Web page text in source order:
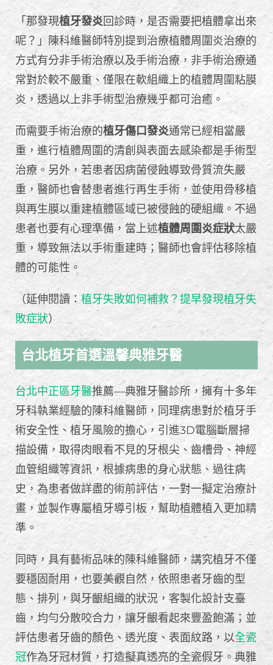
「那發現植牙發炎回診時，是否需要把植體拿出來
呢？」陳科維醫師特別提到治療植體周圍炎治療的
方式有分非手術治療以及手術治療，非手術治療通
常對於較不嚴重、僅限在軟組織上的植體周圍粘膜
炎，透過以上非手術型治療幾乎都可治癒。
而需要手術治療的植牙傷口發炎通常已經相當嚴
重，進行植體周圍的清創與表面去感染都是手術型
治療。另外，若患者因病菌侵蝕導致骨質流失嚴
重，醫師也會替患者進行再生手術，並使用骨移植
與再生膜以重建植體區域已被侵蝕的硬組織。不過
患者也要有心理準備，當上述植體周圍炎症狀太嚴
重，導致無法以手術重建時；醫師也會評估移除植
體的可能性。
（延伸閱讀： 植牙失敗如何補救？提早發現植牙失
敗症狀）
台北植牙首選溫馨典雅牙醫
台北中正區牙醫推薦—典雅牙醫診所，擁有十多年
牙科執業經驗的陳科維醫師，同理病患對於植牙手
術安全性、植牙風險的擔心，引進3D電腦斷層掃
描設備，取得肉眼看不見的牙根尖、齒槽骨、神經
血管組織等資訊，根據病患的身心狀態、過往病
史，為患者做詳盡的術前評估，一對一擬定治療計
畫，並製作專屬植牙導引板，幫助植體植入更加精
準。
同時，具有藝術品味的陳科維醫師，講究植牙不僅
要穩固耐用，也要美觀自然，依照患者牙齒的型
態、排列，與牙齦組織的狀況，客製化設計支臺
齒，均勻分散咬合力，讓牙齦看起來豐盈飽滿；並
評估患者牙齒的顏色、透光度、表面紋路，以全瓷
冠作為牙冠材質，打造擬真透亮的全瓷假牙。典雅